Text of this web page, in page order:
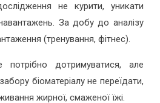
не курити, уникати
За добу до аналізу
(тренування, фітнес).
потрібно дотримуватися, але
біоматеріалу не переїдати,
жирної, смаженої їжі.